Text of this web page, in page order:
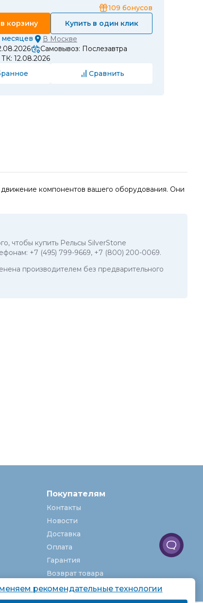
109 бонусов
корзину
Купить в один клик
месяцев В Москве
Самовывоз: Послезавтра
12.08.2026
Сравнить
компонентов вашего оборудования. Они
чтобы купить Рельсы SilverStone
+7 (495) 799-9669, +7 (800) 200-0069.
производителем без предварительного
Покупателям
Контакты
Новости
Доставка
Оплата
Гарантия
Возврат товара
Услуги
О компании
рекомендательные технологии